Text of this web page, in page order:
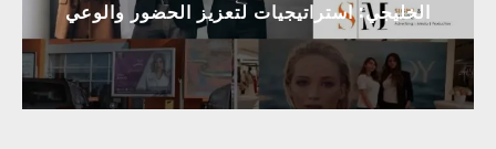
الخليجي: استراتيجيات لتعزيز الحضور والوعي